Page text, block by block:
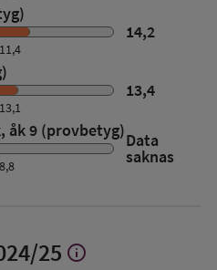
14,2
13,4
åk 9 (provbetyg)Data
saknas
25 Visa
info